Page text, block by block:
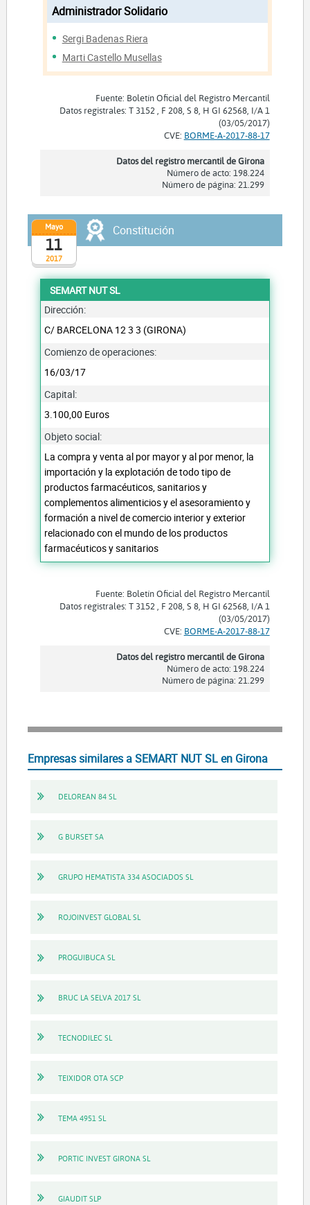
Administrador Solidario
Sergi Badenas Riera
Marti Castello Musellas
Fuente: Boletín Oficial del Registro Mercantil
Datos registrales: T 3152 , F 208, S 8, H GI 62568, I/A 1
(03/05/2017)
CVE: BORME-A-2017-88-17
Datos del registro mercantil de Girona
Número de acto: 198.224
Número de página: 21.299
2017
Mayo
11
Constitución
SEMART NUT SL
Dirección:
C/ BARCELONA 12 3 3 (GIRONA)
Comienzo de operaciones:
16/03/17
Capital:
3.100,00 Euros
Objeto social:
La compra y venta al por mayor y al por menor, la
importación y la explotación de todo tipo de
productos farmacéuticos, sanitarios y
complementos alimenticios y el asesoramiento y
formación a nivel de comercio interior y exterior
relacionado con el mundo de los productos
farmacéuticos y sanitarios
Fuente: Boletín Oficial del Registro Mercantil
Datos registrales: T 3152 , F 208, S 8, H GI 62568, I/A 1
(03/05/2017)
CVE: BORME-A-2017-88-17
Datos del registro mercantil de Girona
Número de acto: 198.224
Número de página: 21.299
Empresas similares a SEMART NUT SL en Girona
DELOREAN 84 SL
G BURSET SA
GRUPO HEMATISTA 334 ASOCIADOS SL
ROJOINVEST GLOBAL SL
PROGUIBUCA SL
BRUC LA SELVA 2017 SL
TECNODILEC SL
TEIXIDOR OTA SCP
TEMA 4951 SL
PORTIC INVEST GIRONA SL
GIAUDIT SLP